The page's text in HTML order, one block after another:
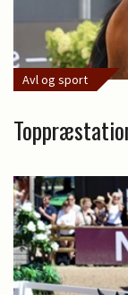
Avl og sport